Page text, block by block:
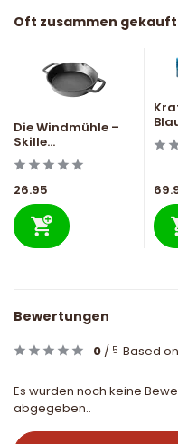
Oft zusammen
Die Windmühle –
Skille...
26.95
Bewertungen
0 / 5 Based
Es wurden noch keine
abgegeben..